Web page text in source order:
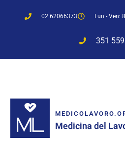
02 62066373 Lun - Ven:
351
Medicina del